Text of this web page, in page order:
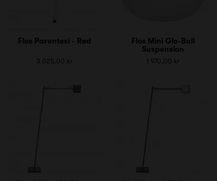
Flos Parentesi - Rød
3 025,00 kr
Flos Mini Glo-Ball
Suspension
1 970,00 kr